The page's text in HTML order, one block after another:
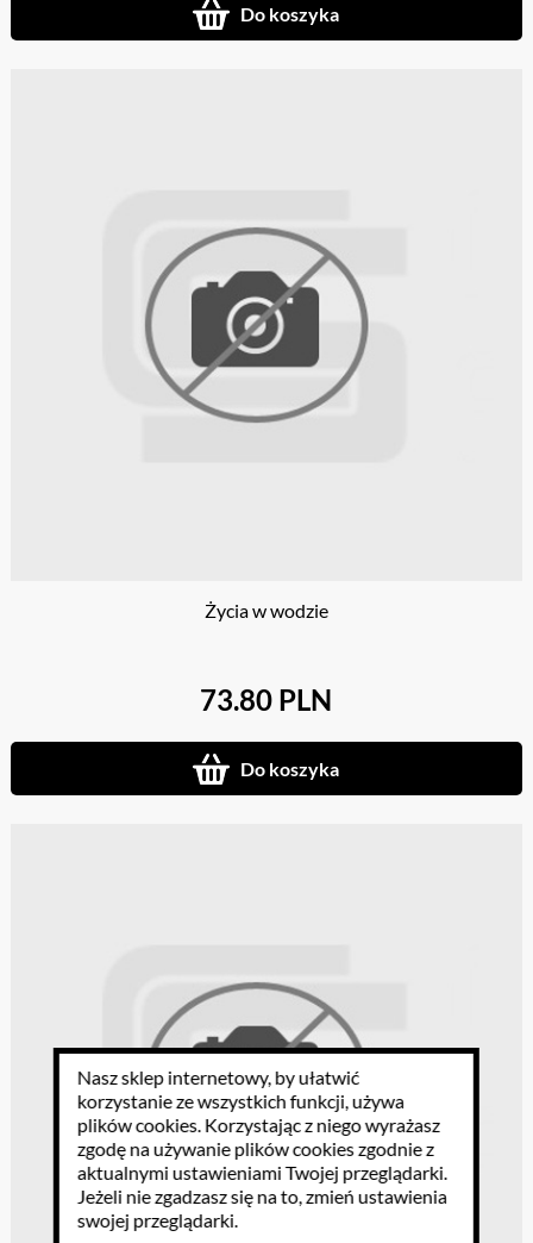
Do koszyka
Życia w wodzie
73.80 PLN
Do koszyka
Nasz sklep internetowy, by ułatwić
korzystanie ze wszystkich funkcji, używa
plików cookies. Korzystając z niego wyrażasz
zgodę na używanie plików cookies zgodnie z
aktualnymi ustawieniami Twojej przeglądarki.
Jeżeli nie zgadzasz się na to, zmień ustawienia
swojej przeglądarki.